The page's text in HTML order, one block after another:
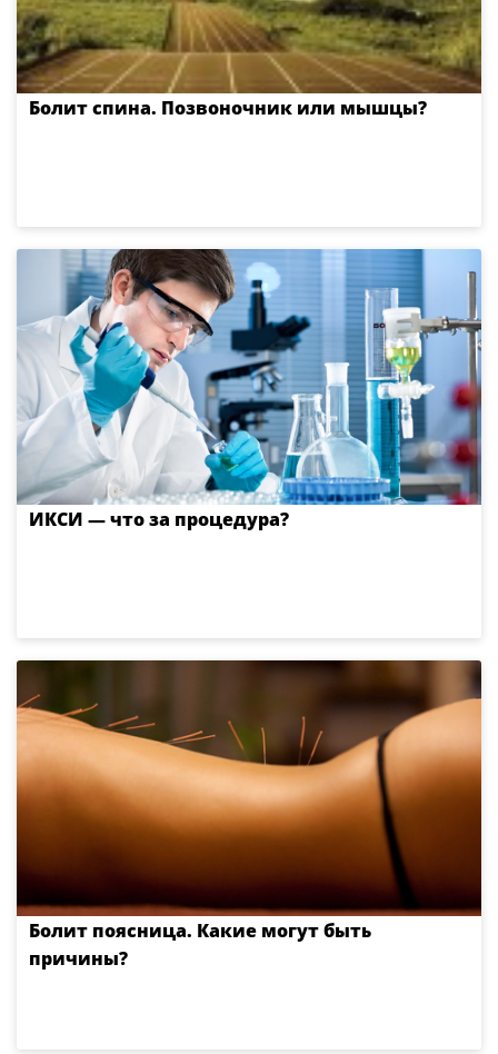
Болит спина. Позвоночник или мышцы?
ИКСИ — что за процедура?
Болит поясница. Какие могут быть
причины?